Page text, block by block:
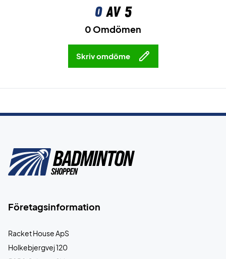
0av 5
0 Omdömen
Skriv omdöme
Företagsinformation
Racket House ApS
Holkebjergvej 120